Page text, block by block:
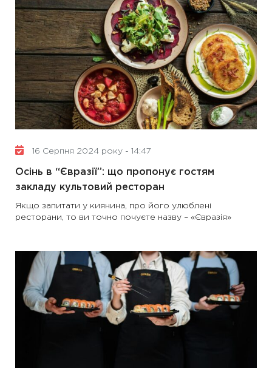
16 Серпня 2024 року - 14:47
Осінь в “Євразії”: що пропонує гостям
закладу культовий ресторан
Якщо запитати у киянина, про його улюблені
ресторани, то ви точно почуєте назву – «Євразія»